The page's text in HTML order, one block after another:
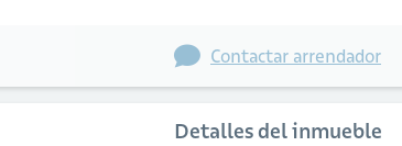
Contactar arrendador
Detalles del inmueble